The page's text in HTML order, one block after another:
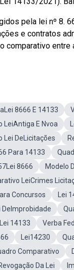
pela lei nº 8.
e contratos
comparativo entre
8666 E 14133
LeiAntiga E Nvoa
Lei DeLicitações
Para 14133
8666
Modelo
LeiCrimes
Concursos
Lei
14133 Verba
Lei14230
Comparativo
Da Lei